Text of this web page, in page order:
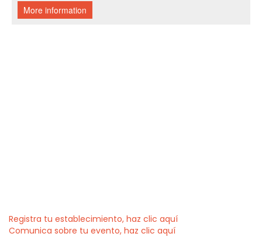
Registra tu establecimiento, haz clic aquí
Comunica sobre tu evento, haz clic aquí